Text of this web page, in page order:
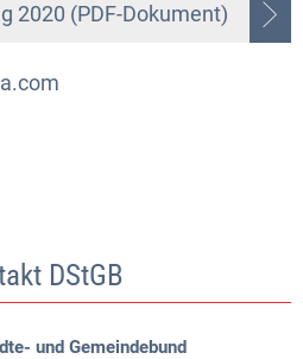
2020 (PDF-Dokument)
DStGB
und Gemeindebund